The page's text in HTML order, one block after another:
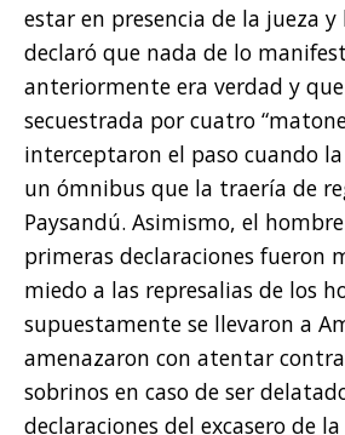
estar en presencia de la jueza y
declaró que nada de lo
anteriormente era verdad y
secuestrada por cuatro
interceptaron el paso cuando
un ómnibus que la traería de
Paysandú. Asimismo, el
primeras declaraciones fueron
miedo a las represalias de los
supuestamente se llevaron a
amenazaron con atentar
sobrinos en caso de ser
declaraciones del excasero de